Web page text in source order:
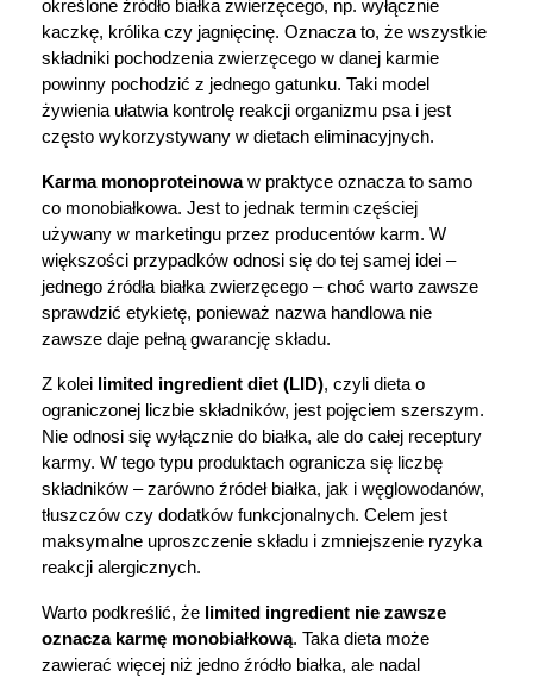
określone źródło białka zwierzęcego, np. wyłącznie
kaczkę, królika czy jagnięcinę. Oznacza to, że wszystkie
składniki pochodzenia zwierzęcego w danej karmie
powinny pochodzić z jednego gatunku. Taki model
żywienia ułatwia kontrolę reakcji organizmu psa i jest
często wykorzystywany w dietach eliminacyjnych.
Karma monoproteinowa w praktyce oznacza to samo
co monobiałkowa. Jest to jednak termin częściej
używany w marketingu przez producentów karm. W
większości przypadków odnosi się do tej samej idei –
jednego źródła białka zwierzęcego – choć warto zawsze
sprawdzić etykietę, ponieważ nazwa handlowa nie
zawsze daje pełną gwarancję składu.
Z kolei limited ingredient diet (LID), czyli dieta o
ograniczonej liczbie składników, jest pojęciem szerszym.
Nie odnosi się wyłącznie do białka, ale do całej receptury
karmy. W tego typu produktach ogranicza się liczbę
składników – zarówno źródeł białka, jak i węglowodanów,
tłuszczów czy dodatków funkcjonalnych. Celem jest
maksymalne uproszczenie składu i zmniejszenie ryzyka
reakcji alergicznych.
Warto podkreślić, że limited ingredient nie zawsze
oznacza karmę monobiałkową. Taka dieta może
zawierać więcej niż jedno źródło białka, ale nadal